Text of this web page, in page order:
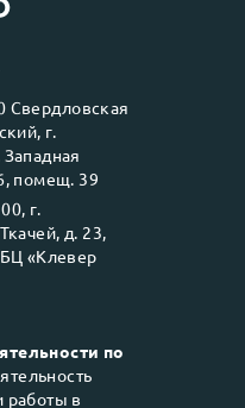
Свердловская
г.
помещ. 39
г.
д. 23,
«Клевер
по
работы в